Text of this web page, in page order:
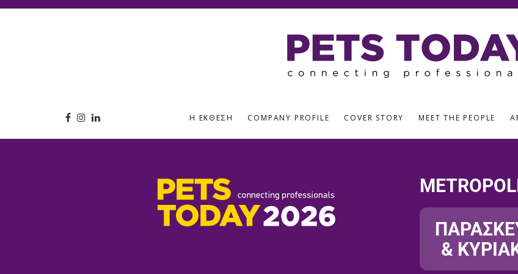
Η ΈΚΘΕΣΗ COMPANY PROFILE COVER STORY MEET THE PEOPLE
&